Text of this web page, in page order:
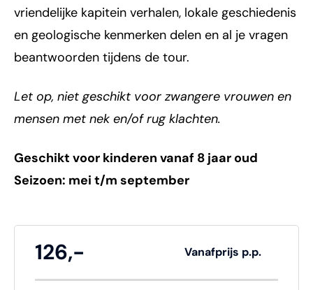
vriendelijke kapitein verhalen, lokale geschiedenis
en geologische kenmerken delen en al je vragen
beantwoorden tijdens de tour.
Let op, niet geschikt voor zwangere vrouwen en
mensen met nek en/of rug klachten.
Geschikt voor kinderen vanaf 8 jaar oud
Seizoen: mei t/m september
126,- Vanafprijs p.p.